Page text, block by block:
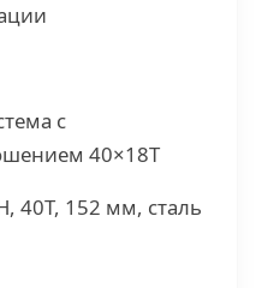
с
40×18Т
40Т, 152 мм, сталь